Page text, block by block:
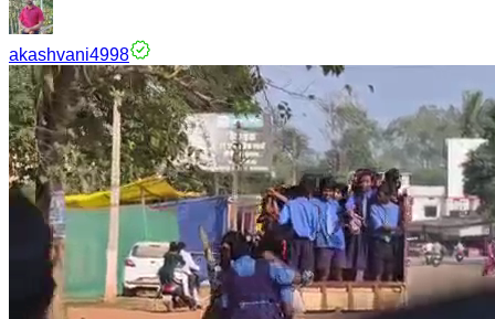
akashvani4998